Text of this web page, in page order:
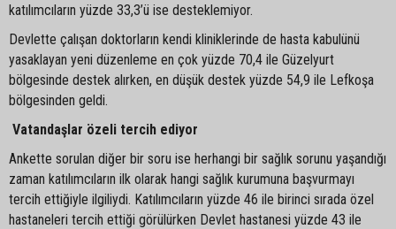
katılımcıların yüzde 33,3’ü ise desteklemiyor.
Devlette çalışan doktorların kendi kliniklerinde de hasta kabulünü
yasaklayan yeni düzenleme en çok yüzde 70,4 ile Güzelyurt
bölgesinde destek alırken, en düşük destek yüzde 54,9 ile Lefkoşa
bölgesinden geldi.
Vatandaşlar özeli tercih ediyor
Ankette sorulan diğer bir soru ise herhangi bir sağlık sorunu yaşandığı
zaman katılımcıların ilk olarak hangi sağlık kurumuna başvurmayı
tercih ettiğiyle ilgiliydi. Katılımcıların yüzde 46 ile birinci sırada özel
hastaneleri tercih ettiği görülürken Devlet hastanesi yüzde 43 ile